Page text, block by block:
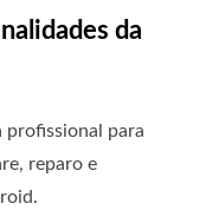
da
profissional para
reparo e